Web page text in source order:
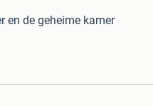
en de geheime kamer